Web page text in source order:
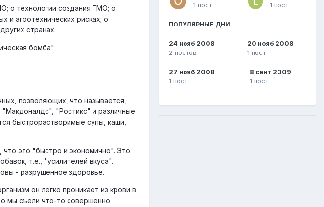
о технологии создания ГМО; о
и агротехнических рисках; о
странах.
бомба"
позволяющих, что называется,
"Ростикс" и различные
быстрорастворимые супы, каши,
что это "быстро и экономично". Это
т.е., "усилителей вкуса".
- разрушенное здоровье.
он легко проникает из крови в
мы съели что-то совершенно
1 пост
1 пост
ПОПУЛЯРНЫЕ ДНИ
24 нояб 2008
2 постов
20 нояб 2008
1 пост
27 нояб 2008
1 пост
8 сент 2009
1 пост